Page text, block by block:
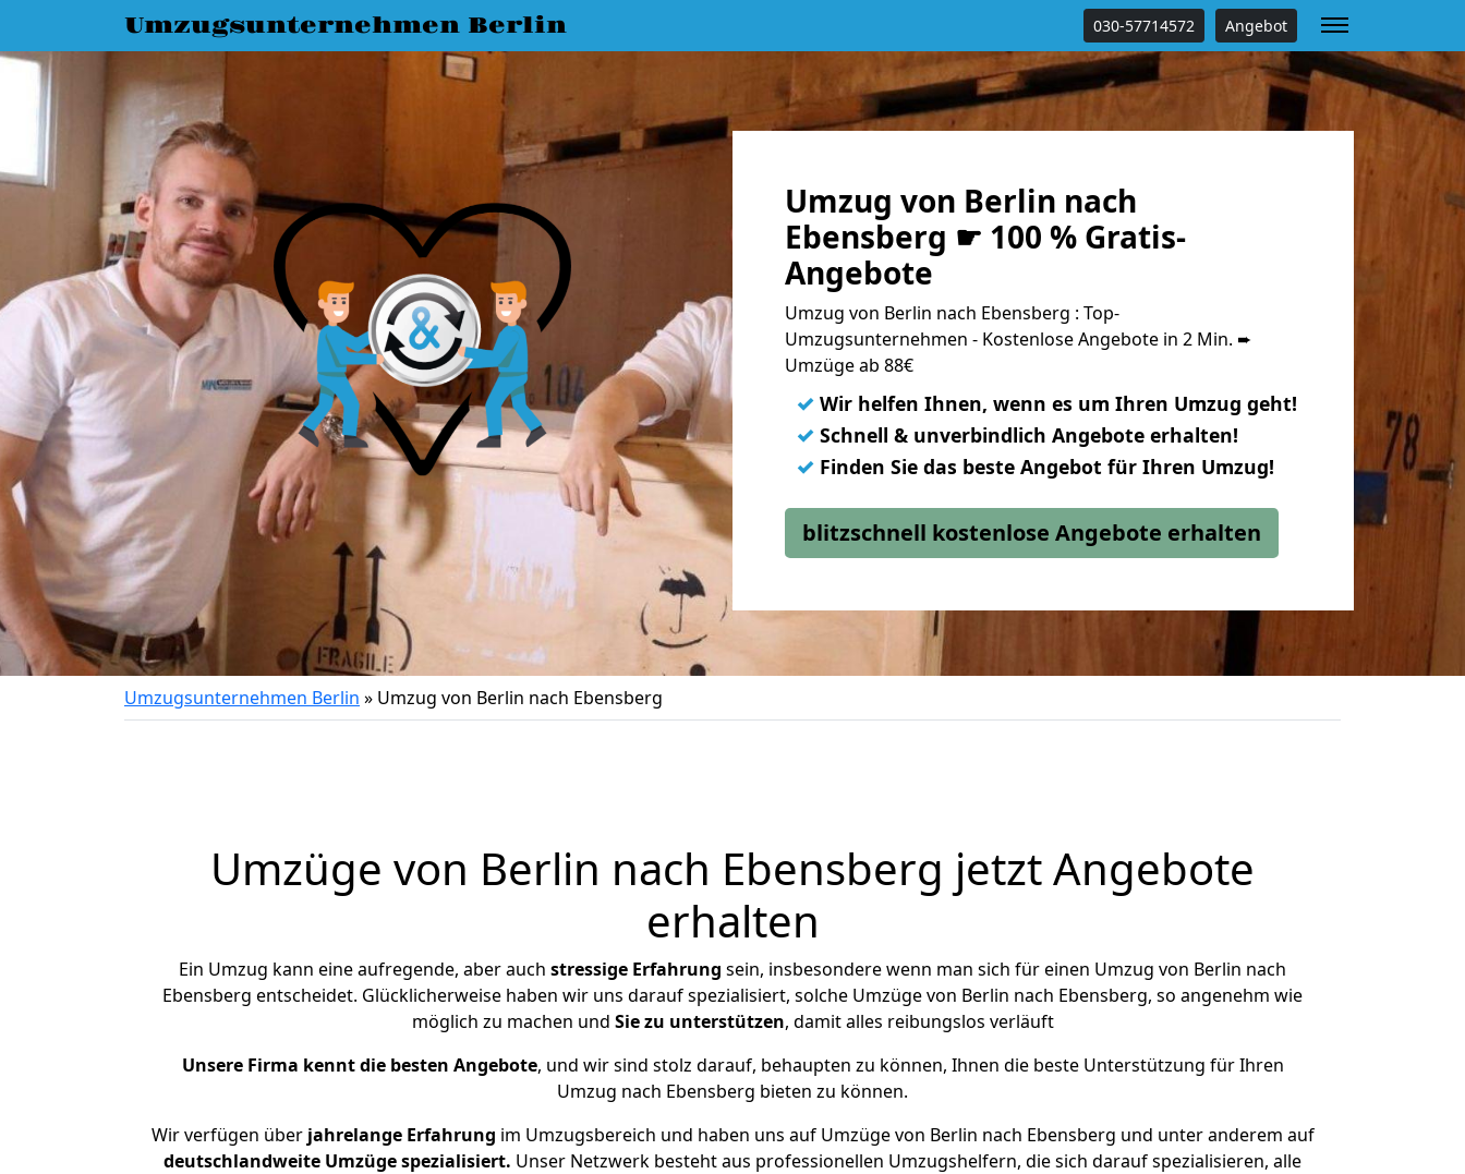
Umzugsunternehmen Berlin 030-57714572 Angebot
Umzug von Berlin nach
Ebensberg ☛ 100 % Gratis-
Angebote
Umzug von Berlin nach Ebensberg : Top-
Umzugsunternehmen - Kostenlose Angebote in 2 Min. ➨
Umzüge ab 88€
✓ Wir helfen Ihnen, wenn es um Ihren Umzug geht!
✓ Schnell & unverbindlich Angebote erhalten!
✓ Finden Sie das beste Angebot für Ihren Umzug!
blitzschnell kostenlose Angebote erhalten
Umzugsunternehmen Berlin » Umzug von Berlin nach Ebensberg
Umzüge von Berlin nach Ebensberg jetzt Angebote
erhalten
Ein Umzug kann eine aufregende, aber auch stressige Erfahrung sein, insbesondere wenn man sich für einen Umzug von Berlin nach
Ebensberg entscheidet. Glücklicherweise haben wir uns darauf spezialisiert, solche Umzüge von Berlin nach Ebensberg, so angenehm wie
möglich zu machen und Sie zu unterstützen, damit alles reibungslos verläuft
Unsere Firma kennt die besten Angebote, und wir sind stolz darauf, behaupten zu können, Ihnen die beste Unterstützung für Ihren
Umzug nach Ebensberg bieten zu können.
Wir verfügen überjahrelange Erfahrung im Umzugsbereich und haben uns auf Umzüge von Berlin nach Ebensberg und unter anderem auf
deutschlandweite Umzüge spezialisiert. Unser Netzwerk besteht aus professionellen Umzugshelfern, die sich darauf spezialisieren, alle